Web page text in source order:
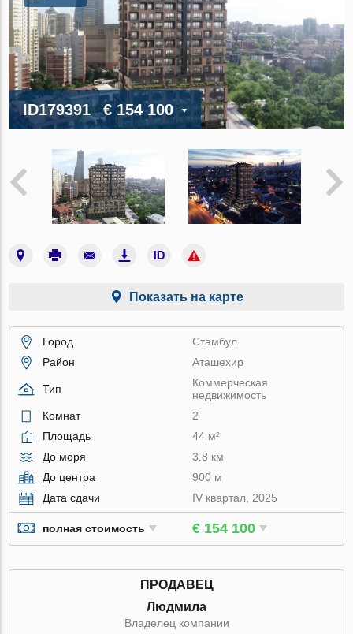
ID179391 € 154 100
Показать на карте
Город
Стамбул
Район
Аташехир
Тип
Коммерческая
недвижимость
Комнат
2
Площадь
44 м²
До моря
3.8 км
До центра
900 м
Дата сдачи
IV квартал, 2025
полная стоимость € 154 100
ПРОДАВЕЦ
Людмила
Владелец компании